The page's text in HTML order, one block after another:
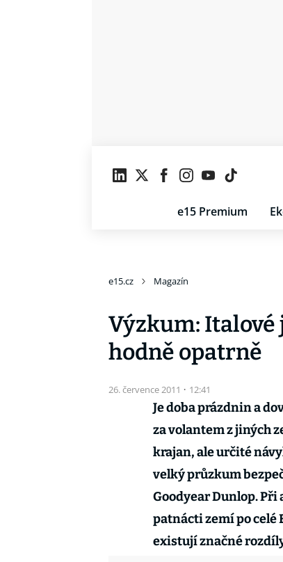
e15 Premium
e15.cz Magazín
Výzkum: Italové
hodně opatrně
26. července 2011 · 12:41
Je doba prázdnin a
za volantem z jiných
krajan, ale určité
velký průzkum
Goodyear Dunlop.
patnácti zemí po celé
existují značné